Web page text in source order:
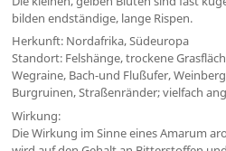
bilden endständige, lange Rispen.
Herkunft: Nordafrika, Südeuropa
Standort: Felshänge, trockene
Wegraine, Bach-und Flußufer,
Burgruinen, Straßenränder; vielfach
Wirkung:
Die Wirkung im Sinne eines Amarum